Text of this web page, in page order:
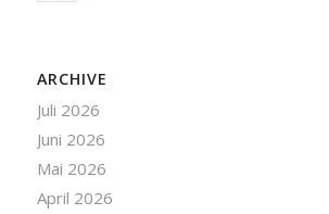
ARCHIVE
Juli 2026
Juni 2026
Mai 2026
April 2026